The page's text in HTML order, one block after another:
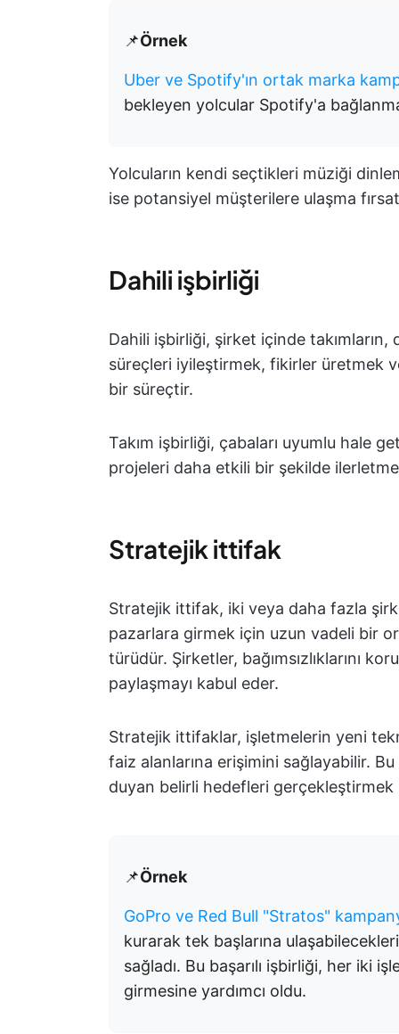
📌Örnek
Uber ve Spotify'ın ortak marka
bekleyen yolcular Spotify'a
Yolcuların kendi seçtikleri müziği
ise potansiyel müşterilere ulaşma
Dahili işbirliği
Dahili işbirliği, şirket içinde takımların,
süreçleri iyileştirmek, fikirler üretmek
bir süreçtir.
Takım işbirliği, çabaları uyumlu hale
projeleri daha etkili bir şekilde
Stratejik ittifak
Stratejik ittifak, iki veya daha fazla
pazarlara girmek için uzun vadeli bir
türüdür. Şirketler, bağımsızlıklarını
paylaşmayı kabul eder.
Stratejik ittifaklar, işletmelerin yeni
faiz alanlarına erişimini sağlayabilir.
duyan belirli hedefleri gerçekleştirmek
📌Örnek
GoPro ve Red Bull "Stratos"
kurarak tek başlarına
sağladı. Bu başarılı işbirliği, her iki
girmesine yardımcı oldu.